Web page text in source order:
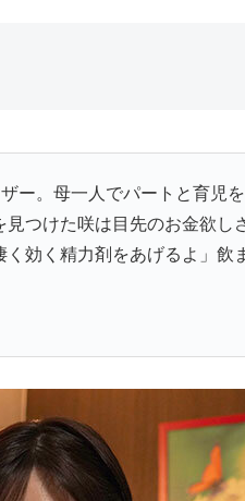
ー。母一人でパートと育児
つけた咲は目先のお金欲し
効く精力剤をあげるよ」飲